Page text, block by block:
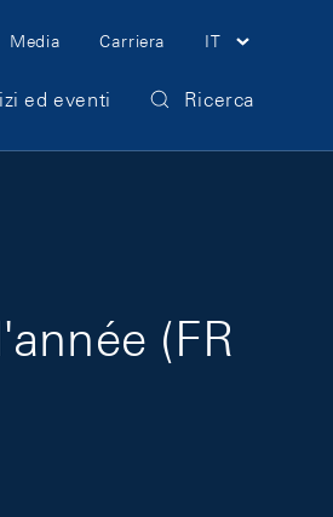
Media Carriera IT
ed eventi Ricerca
(FR